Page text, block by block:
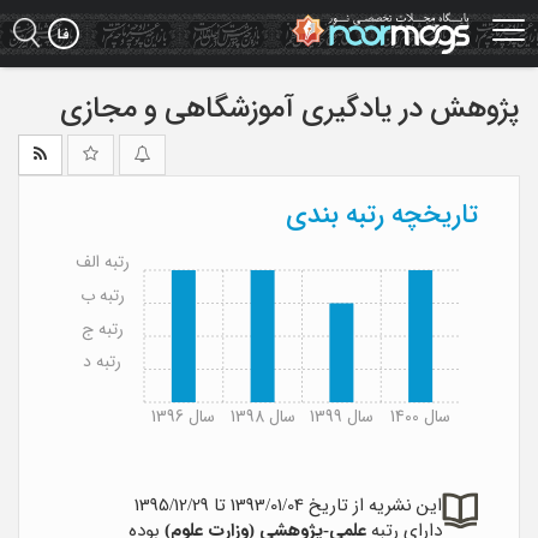
Skip
to
main
پژوهش در یادگیری آموزشگاهی و مجازی
تاریخچه رتبه بندی
سال 1396 سال 1398 سال 1399 سال 1400
رتبه د
رتبه ج
رتبه ب
رتبه الف
این نشریه از تاریخ 1393/01/04 تا 1395/12/29
دارای رتبه علمی-پژوهشی (وزارت علوم) بوده